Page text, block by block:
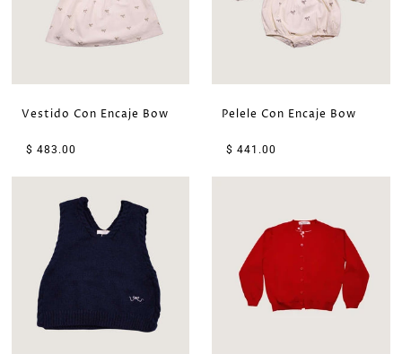
Vestido Con Encaje Bow
$ 483.00
Pelele Con Encaje Bow
$ 441.00